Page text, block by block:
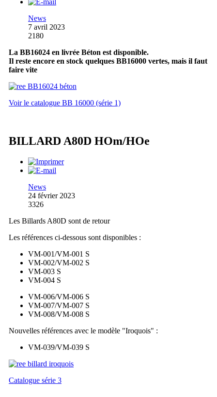
News
7 avril 2023
2180
La BB16024 en livrée Béton est disponible.
Il reste encore en stock quelques BB16000 vertes, mais il faut
faire vite
Voir le catalogue BB 16000 (série 1)
BILLARD A80D HOm/HOe
News
24 février 2023
3326
Les Billards A80D sont de retour
Les références ci-dessous sont disponibles :
VM-001/VM-001 S
VM-002/VM-002 S
VM-003 S
VM-004 S
VM-006/VM-006 S
VM-007/VM-007 S
VM-008/VM-008 S
Nouvelles références avec le modèle "Iroquois" :
VM-039/VM-039 S
Catalogue série 3